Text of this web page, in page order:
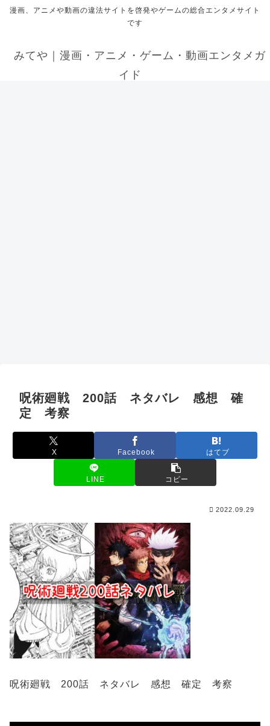
漫画、アニメや動画の違法サイトを啓発やゲームの総合エンタメサイト
です
みてや｜漫画・アニメ・ゲーム・動画エンタメガ
イド
呪術廻戦 200話 ネタバレ 感想 確
定 考察
X Facebook はてブ
LINE コピー
2022.09.29
呪術廻戦 200話 ネタバレ 感想 確定 考察